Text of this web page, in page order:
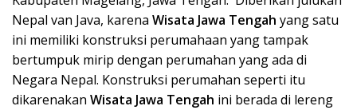
Nepal van Java, karena Wisata Jawa Tengah yang satu
ini memiliki konstruksi perumahaan yang tampak
bertumpuk mirip dengan perumahan yang ada di
Negara Nepal. Konstruksi perumahan seperti itu
dikarenakan Wisata Jawa Tengah ini berada di lereng